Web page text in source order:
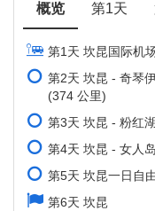
概览 第1天
第1天 坎昆国际机
第2天 坎昆 - 奇琴
(374 公里)
第3天 坎昆 - 粉红
第4天 坎昆 - 女人
第5天 坎昆一日自
第6天 坎昆